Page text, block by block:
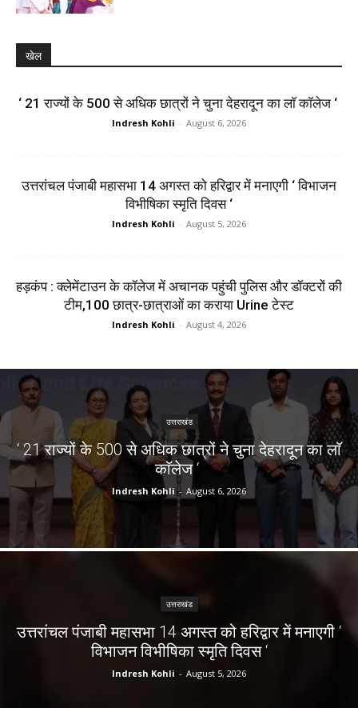
खेल
‘ 21 राज्यों के 500 से अधिक छात्रों ने चुना देहरादून का लाॅ काॅलेज ‘
Indresh Kohli - August 6, 2026
उत्तरांचल पंजाबी महासभा 14 अगस्त को हरिद्वार में मनाएगी ‘ विभाजन
विभीषिका स्मृति दिवस ‘
Indresh Kohli - August 5, 2026
हड़कंप : क्लेमेंटाउन के कॉलेज में अचानक पहुंची पुलिस और डॉक्टरों की
टीम,100 छात्र-छात्राओं का कराया Urine टेस्ट
Indresh Kohli - August 4, 2026
उत्तराखंड
‘ 21 राज्यों के 500 से अधिक छात्रों ने चुना देहरादून का लाॅ
काॅलेज ‘
Indresh Kohli - August 6, 2026
उत्तराखंड
उत्तरांचल पंजाबी महासभा 14 अगस्त को हरिद्वार में मनाएगी ‘
विभाजन विभीषिका स्मृति दिवस ‘
Indresh Kohli - August 5, 2026